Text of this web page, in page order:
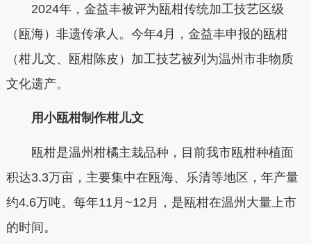
2024年，金益丰被评为瓯柑传统加工技艺区级
（瓯海）非遗传承人。今年4月，金益丰申报的瓯柑
（柑儿文、瓯柑陈皮）加工技艺被列为温州市非物质
文化遗产。
用小瓯柑制作柑儿文
瓯柑是温州柑橘主栽品种，目前我市瓯柑种植面
积达3.3万亩，主要集中在瓯海、乐清等地区，年产量
约4.6万吨。每年11月~12月，是瓯柑在温州大量上市
的时间。